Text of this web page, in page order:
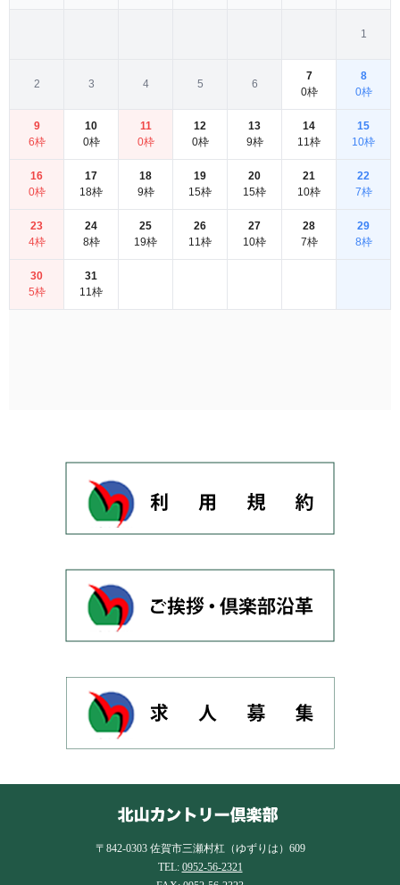
〒842-0303 佐賀市三瀬村杠（ゆずりは）609
TEL: 0952-56-2321